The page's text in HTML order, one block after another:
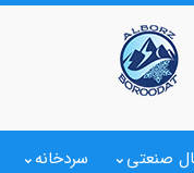
صنعتی سردخانه